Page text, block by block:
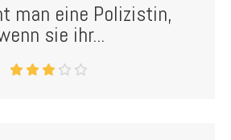
man eine Polizistin,
sie ihr...